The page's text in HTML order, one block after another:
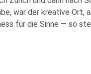
war der kreative Ort,
für die Sinne — so